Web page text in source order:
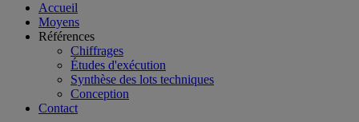
Accueil
Moyens
Références
Chiffrages
Études d'exécution
Synthèse des lots techniques
Conception
Contact